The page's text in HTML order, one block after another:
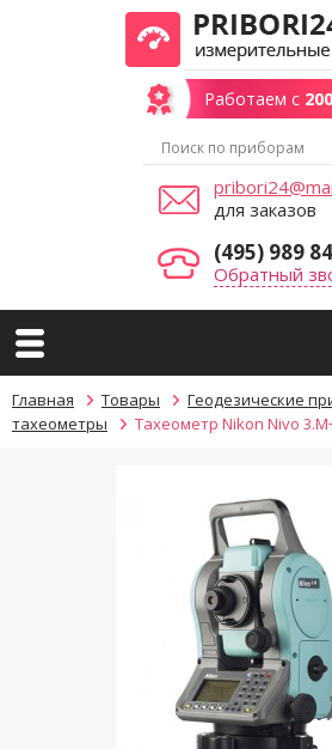
Работаем с
для заказов
(495) 989
Обратный
Главная Товары Геодезические
тахеометры
Тахеометр Nikon Nivo